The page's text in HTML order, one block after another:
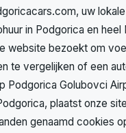
uw
in Podgorica en
website bezoekt om
te vergelijken of een
Podgorica Golubovci
plaatst onze
genaamd cookies